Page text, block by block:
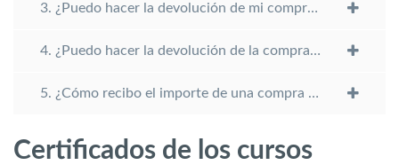
3. ¿Puedo hacer la devolución de mi compra en Lecciona?
4. ¿Puedo hacer la devolución de la compra de un Colaborador?
5. ¿Cómo recibo el importe de una compra anulada?
Certificados de los cursos